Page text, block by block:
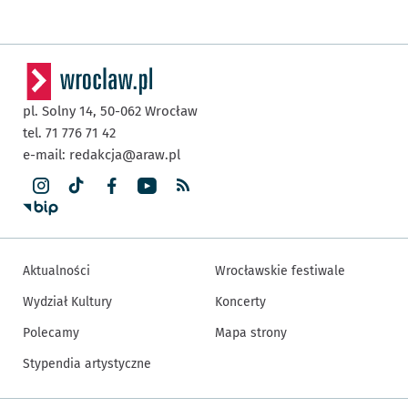
pl. Solny 14, 50-062 Wrocław
tel. 71 776 71 42
e-mail: redakcja@araw.pl
Aktualności
Wydział Kultury
Polecamy
Stypendia artystyczne
Wrocławskie festiwale
Koncerty
Mapa strony